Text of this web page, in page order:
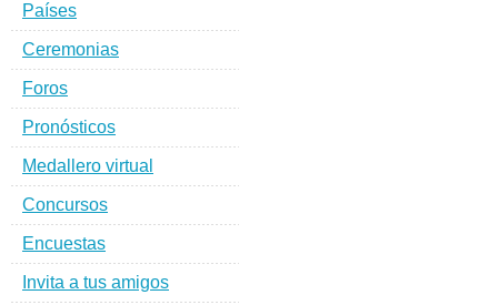
Países
Ceremonias
Foros
Pronósticos
Medallero virtual
Concursos
Encuestas
Invita a tus amigos